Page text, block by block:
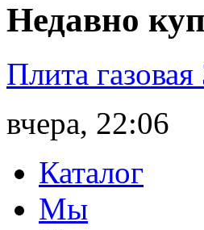
Недавно
Плита
вчера, 22:06
Каталог
Мы